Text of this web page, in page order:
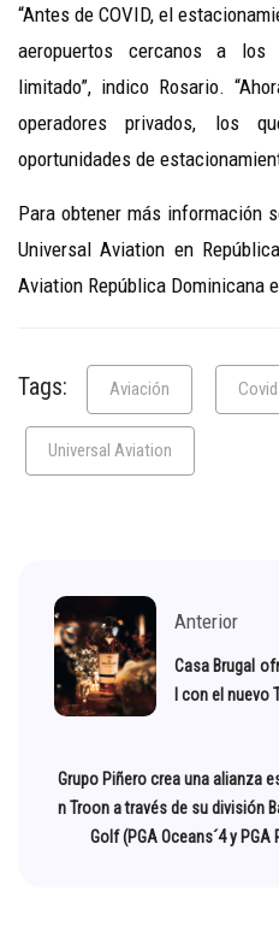
“Antes de COVID, el
aeropuertos cercanos a
limitado”, indico Rosario.
operadores privados, los
oportunidades de
Para obtener más información
Universal Aviation en
Aviation República Dominicana
Tags: Aviación Covid
Universal Aviation
Anterior
Casa Brugal
l con el nuevo
Grupo Piñero crea una alianza
n Troon a través de su división
Golf (PGA Oceans´4 y PGA